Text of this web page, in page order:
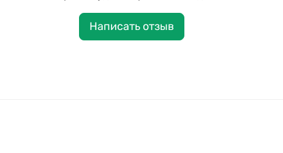
Написать отзыв